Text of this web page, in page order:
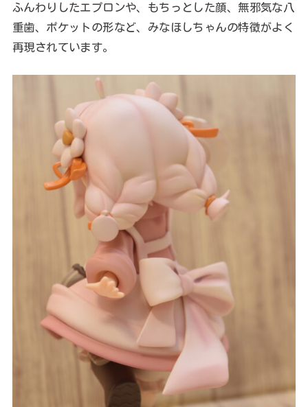
ふんわりしたエプロンや、もちっとした顔、無邪気な八
重歯、ポケットの形など、みなほしちゃんの特徴がよく
再現されています。